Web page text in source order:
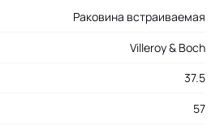
Раковина встраиваемая
Villeroy & Boch
37.5
57